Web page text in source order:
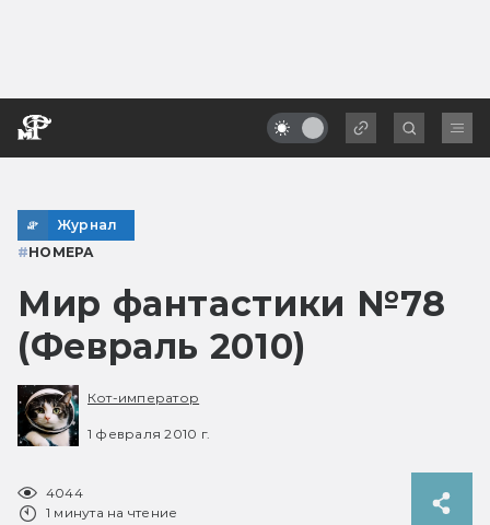
Журнал
#НОМЕРА
Мир фантастики №78
(Февраль 2010)
Кот-император
1 февраля 2010 г.
4044
1 минута на чтение